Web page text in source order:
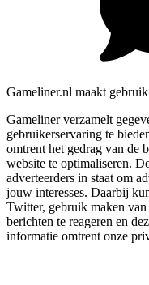
Gameliner.nl maakt
Gameliner verzamelt
gebruikerservaring te
omtrent het gedrag van de
website te optimaliseren.
adverteerders in staat om
jouw interesses. Daarbij
Twitter, gebruik maken
berichten te reageren en
informatie omtrent onze